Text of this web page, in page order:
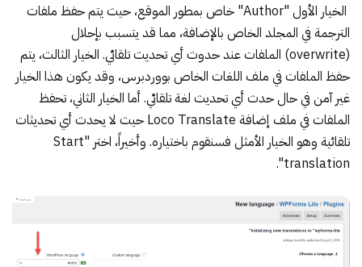
الخيار الأول "Author" خاص بمطور الموقع، حيث يتم حفظ ملفات
الترجمة في المجلد الخاص بالإضافة، مما قد يتسبب بإحلال
(overwrite) الملفات عند حدوث أي تحديث تلقائي. الخيار الثالث، يتم
حفظ الملفات في ملف اللغات الخاص بووردبرس، وقد يكون هذا الخيار
غير آمن في حال حدث أي تحديث لغة تلقائي. أما الخيار الثاني، تحفظ
الملفات في ملف إضافة Loco Translate حيث لا يحدث أي تحديثات
تلقائية وهو الخيار الأمثل فسنقوم باختياره. وأخيراً، اختر "Start
translation".